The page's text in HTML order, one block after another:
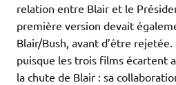
relation entre Blair et le
première version devait
Blair/Bush, avant d’être
puisque les trois films écartent
la chute de Blair : sa